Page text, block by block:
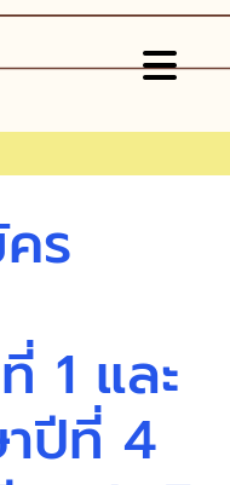
ร
1 และ
ปีที่ 4